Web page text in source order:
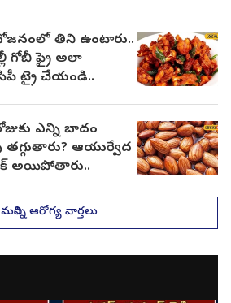
భోజనంలో తిని ఉంటారు..
గోబీ ఫ్రై అలా
ట్రై చేయండి..
ఎన్ని బాదం
తగ్గుతారు? ఆయుర్వేద
అయిపోతారు..
మరిన్ని ఆరోగ్య వార్తలు